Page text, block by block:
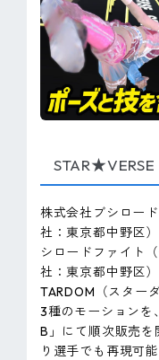
株式会社ブシロー
社：東京都中野区
シロードファイト
社：東京都中野区
TARDOM（スター
3種のモーションを
B」にて順次販売
り選手でも再現可